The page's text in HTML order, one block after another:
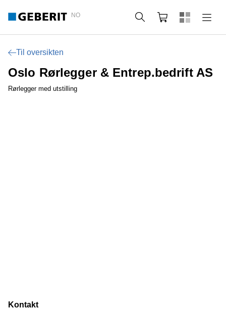
NO Søk Handlekurv
Til oversikten
Oslo Rørlegger & Entrep.bedrift AS
Rørlegger med utstilling
Kontakt